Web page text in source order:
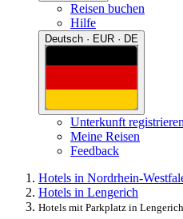
Reisen buchen
Hilfe
Deutsch · EUR · DE
Unterkunft registrieren
Meine Reisen
Feedback
Hotels in Nordrhein-
Hotels in Lengerich
Hotels mit Parkplatz in Lengerich